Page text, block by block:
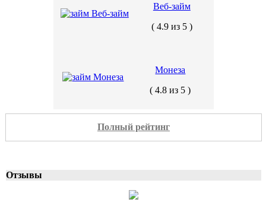
Веб-займ
( 4.9 из 5 )
Монеза
( 4.8 из 5 )
Полный рейтинг
Отзывы